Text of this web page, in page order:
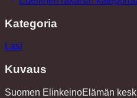
Kategoria
Lasi
Kuvaus
Suomen ElinkeinoElämän